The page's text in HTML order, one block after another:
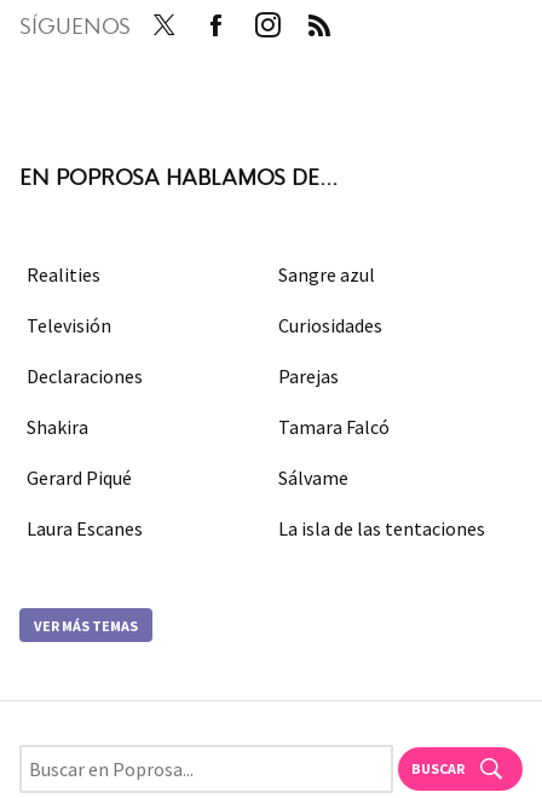
SÍGUENOS
EN POPROSA HABLAMOS DE...
Realities Sangre azul
Televisión Curiosidades
Declaraciones Parejas
Shakira Tamara Falcó
Gerard Piqué Sálvame
Laura Escanes La isla de las tentaciones
VER MÁS TEMAS
BUSCAR